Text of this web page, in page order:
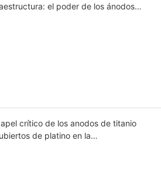
el poder de los ánodos
crítico de los anodos de titanio
de platino en la